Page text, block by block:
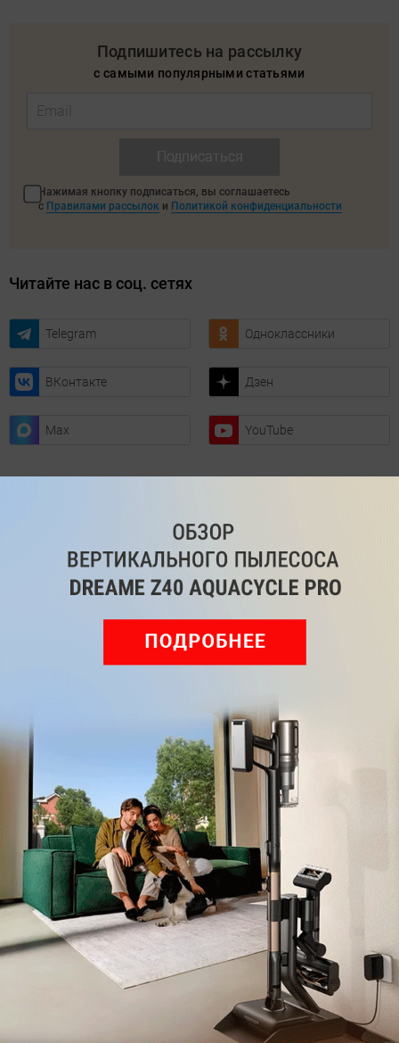
Подпишитесь на рассылку
с самыми популярными статьями
Нажимая кнопку подписаться, вы соглашаетесь
с Правилами рассылок и Политикой конфиденциальности
Читайте нас в соц. сетях
Telegram Одноклассники
ВКонтакте Дзен
Max YouTube
Мы знаем, вам есть что сказать!
илиЗарегистрируйтесь, чтобы
оставить комментарий
Обзор вертикального пылесоса Dreame Z40 AquaCycle